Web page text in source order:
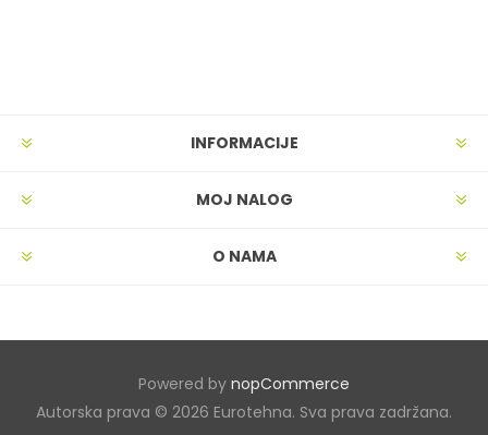
INFORMACIJE
MOJ NALOG
O NAMA
Powered by nopCommerce
Autorska prava © 2026 Eurotehna. Sva prava zadržana.